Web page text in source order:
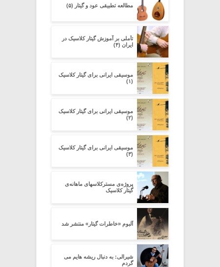
مطالعه تطبیقی عود و گیتار (۵)
تأملی بر آموزش گیتار کلاسیک در
ایران (۴)
موسیقی ایرانی برای گیتار کلاسیک
(۱)
موسیقی ایرانی برای گیتار کلاسیک
(۲)
موسیقی ایرانی برای گیتار کلاسیک
(۳)
پروژه‌ی مسترکلاسهای ماهانه‌ی
گیتار کلاسیک
آلبوم «خاطرات گیتار» منتشر شد
شیرالی: به دنبال ریشه هایم می
گردم